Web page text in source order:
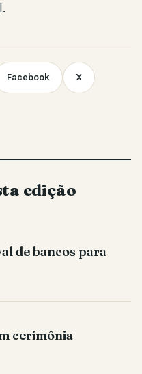
Facebook X
edição
de bancos para
cerimônia